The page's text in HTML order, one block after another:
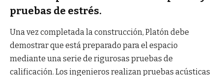
pruebas de estrés.
Una vez completada la construcción, Platón debe
demostrar que está preparado para el espacio
mediante una serie de rigurosas pruebas de
calificación. Los ingenieros realizan pruebas acústicas